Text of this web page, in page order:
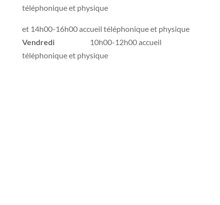
téléphonique et physique
et 14h00-16h00 accueil téléphonique et physique
Vendredi10h00-12h00 accueil
téléphonique et physique